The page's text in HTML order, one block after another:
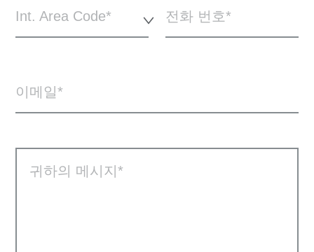
Int. Area Code* 전화 번호
이메일
귀하의 메시지